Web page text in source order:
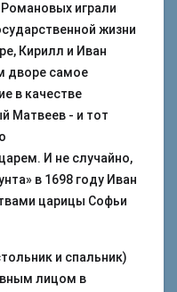
играли
жизни
Кирилл и Иван
дворе самое
в качестве
Матвеев - и тот
И не случайно,
в 1698 году Иван
царицы Софьи
и спальник)
лицом в